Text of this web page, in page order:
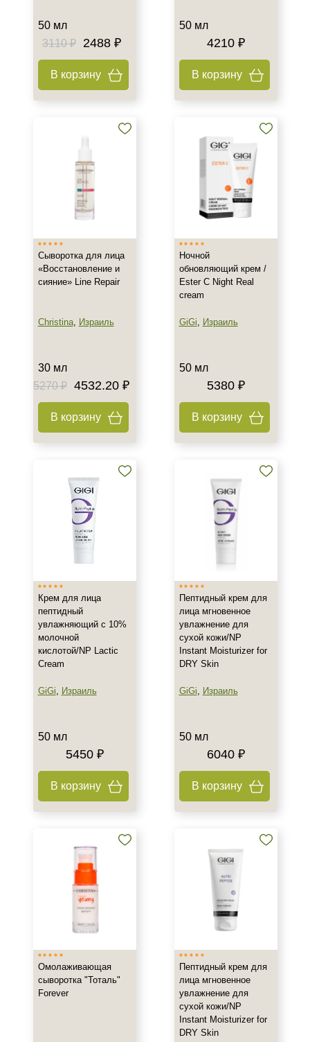
Показать еще
Назначение против
Обновление клеток
Показать еще
Область применения
Тело
Объём
30 мл
50 мл
Аминокислоты
Бисаболол
Время применения
Вечер
День
Ежедневный
Показать еще
50 мл
3110 ₽
2488 ₽
В корзину
50 мл
4210 ₽
В корзину
Сыворотка для лица
«Восстановление и
сияние» Line Repair
Christina, Израиль
30 мл
5270 ₽ 4532.20 ₽
В корзину
Ночной
обновляющий крем /
Ester C Night Real
cream
GiGi, Израиль
50 мл
5380 ₽
В корзину
Крем для лица
пептидный
увлажняющий с 10%
молочной
кислотой/NP Lactic
Cream
GiGi, Израиль
50 мл
5450 ₽
В корзину
Пептидный крем для
лица мгновенное
увлажнение для
сухой кожи/NP
Instant Moisturizer for
DRY Skin
GiGi, Израиль
50 мл
6040 ₽
В корзину
Омолаживающая
сыворотка "Тоталь"
Forever
Пептидный крем для
лица мгновенное
увлажнение для
сухой кожи/NP
Instant Moisturizer for
DRY Skin